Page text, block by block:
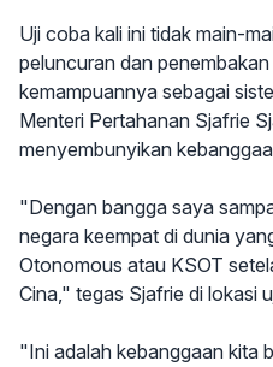
Uji coba kali ini tidak main-
peluncuran dan
kemampuannya sebagai
Menteri Pertahanan Sjafrie
menyembunyikan
"Dengan bangga saya
negara keempat di dunia
Otonomous atau KSOT
Cina," tegas Sjafrie di lokasi
"Ini adalah kebanggaan kita